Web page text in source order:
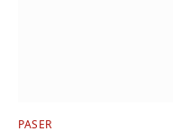
PASER